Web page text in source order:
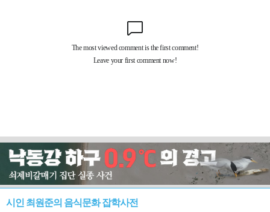
시인 최원준의 음식문화 잡학사전